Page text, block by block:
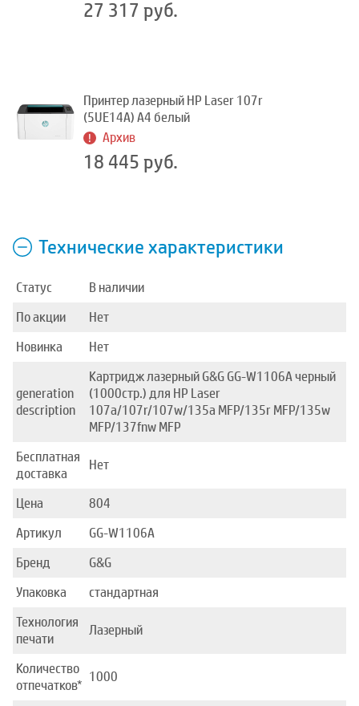
27 317 руб.
Принтер лазерный HP Laser 107r
(5UE14A) A4 белый
Архив
18 445 руб.
Технические характеристики
Статус
В наличии
По акции
Нет
Новинка
Нет
generation
description
Картридж лазерный G&G GG-W1106A черный
(1000стр.) для HP Laser
107a/107r/107w/135a MFP/135r MFP/135w
MFP/137fnw MFP
Бесплатная
доставка
Нет
Цена
804
Артикул
GG-W1106A
Бренд
G&G
Упаковка
стандартная
Технология
печати
Лазерный
Количество
отпечатков*
1000